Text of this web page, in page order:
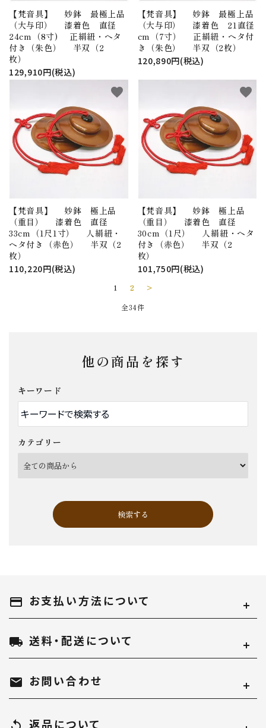
【梵音具】 妙鉢 最極上品
（大与印） 漆着色 直径
24cm（8寸) 正絹紐・ヘタ
付き（朱色） 半双（2
枚）
129,910円(税込)
【梵音具】 妙鉢 最極上品
（大与印） 漆着色 21直径
cm（7寸） 正絹紐・ヘタ付
き（朱色） 半双（2枚）
120,890円(税込)
【梵音具】 妙鉢 極上品
（重目） 漆着色 直径
33cm（1尺1寸） 人絹紐・
ヘタ付き（赤色） 半双（2
枚）
110,220円(税込)
favorite
【梵音具】 妙鉢 極上品
（重目） 漆着色 直径
30cm（1尺） 人絹紐・ヘタ
付き（赤色） 半双（2
枚）
101,750円(税込)
favorite
1 2
>
全34件
他の商品を探す
キーワード
カテゴリー
検索する
キーワード
カテゴリー
payment お支払い方法について
local_shipping 送料・配送について
mail お問い合わせ
返品について